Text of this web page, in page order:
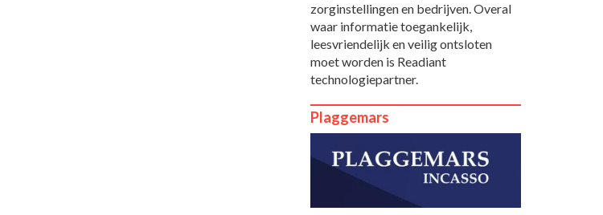
zorginstellingen en bedrijven. Overal
waar informatie toegankelijk,
leesvriendelijk en veilig ontsloten
moet worden is Readiant
technologiepartner.
Plaggemars